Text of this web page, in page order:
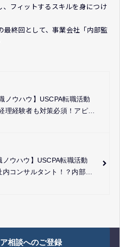
フィットするスキルを身につけ
最終回として、事業会社「内部監
ノウハウ】USCPA転職活動
経験者も対策必須！アピー
ノウハウ】USCPA転職活動
コンサルタント！？内部監
相談へのご登録